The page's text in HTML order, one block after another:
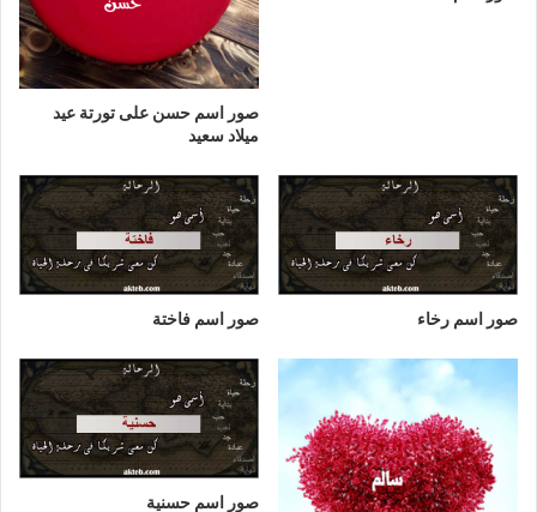
صور اسم حسن على تورتة عيد
ميلاد سعيد
صور اسم رخاء صور اسم فاختة
صور اسم حسنية